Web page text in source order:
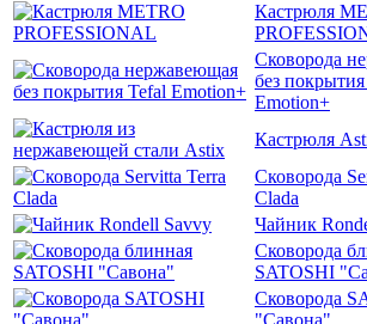
Кастрюля
Сковорода
без
Emotion+
Кастрюля
Сковорода
Clada
Чайник
Сковорода
SATOSHI
Сковорода